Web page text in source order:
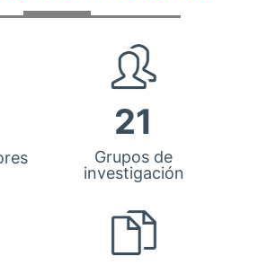
21
Grupos de
investigación